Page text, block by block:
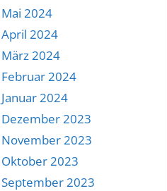
Mai 2024
April 2024
März 2024
Februar 2024
Januar 2024
Dezember 2023
November 2023
Oktober 2023
September 2023